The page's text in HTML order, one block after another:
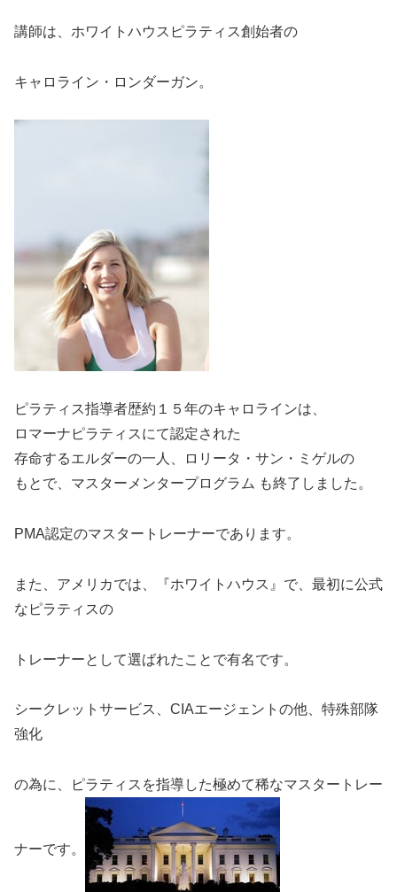
講師は、ホワイトハウスピラティス創始者の
キャロライン・ロンダーガン。
ピラティス指導者歴約１５年のキャロラインは、
ロマーナピラティスにて認定された
存命するエルダーの一人、ロリータ・サン・ミゲルの
もとで、マスターメンタープログラム も終了しました。
PMA認定のマスタートレーナーであります。
また、アメリカでは、『ホワイトハウス』で、最初に公式
なピラティスの
トレーナーとして選ばれたことで有名です。
シークレットサービス、CIAエージェントの他、特殊部隊
強化
の為に、ピラティスを指導した極めて稀なマスタートレー
ナーです。